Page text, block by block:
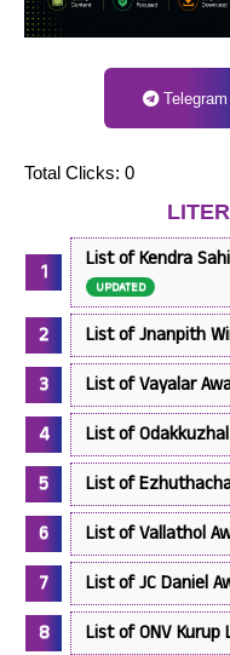
Telegram
Total Clicks: 0
List of Kendra
UPDATED
List of Jnanpith
List of Vayalar
List of
List of
List of Vallathol
List of JC Daniel
List of ONV Kurup